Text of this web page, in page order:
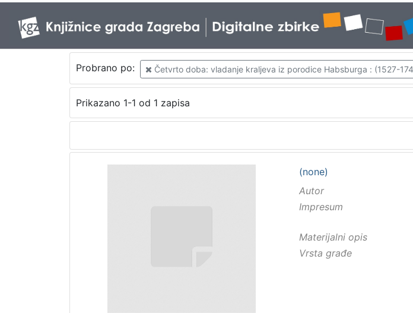
Probrano po: Četvrto doba: vladanje kraljeva iz porodice Habsburga : (1527-
Prikazano 1-1 od 1 zapisa
(none)
Autor
Impresum
Materijalni opis
Vrsta građe